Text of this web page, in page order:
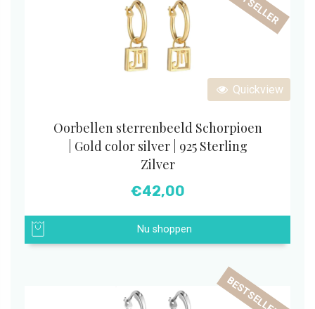
Quickview
Oorbellen sterrenbeeld Schorpioen
| Gold color silver | 925 Sterling
Zilver
€42,00
Nu shoppen
BESTSELLER